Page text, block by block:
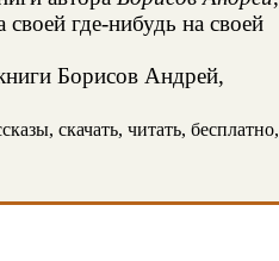
где-нибудь на своей
Борисов Андрей,
скачать, читать, бесплатно,